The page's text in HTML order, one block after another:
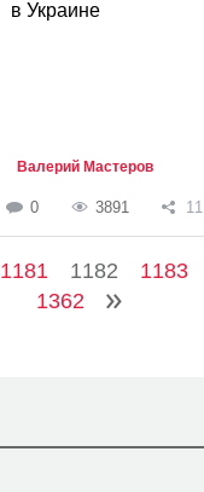
в Украине
Валерий Мастеров
0 3891 11
1181 1182 1183
1362